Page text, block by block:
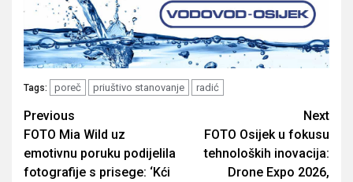
Tags: poreč priuštivo stanovanje radić
Post
navigation
Previous
FOTO Mia Wild uz
emotivnu poruku podijelila
fotografije s prisege: ‘Kći
Next
FOTO Osijek u fokusu
tehnoloških inovacija:
Drone Expo 2026,